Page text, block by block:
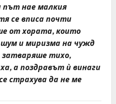
път нае малкия
се вписа почти
от хората, които
шум и миризма на чужд
тихо,
а поздравът ѝ винаги
страхува да не ме